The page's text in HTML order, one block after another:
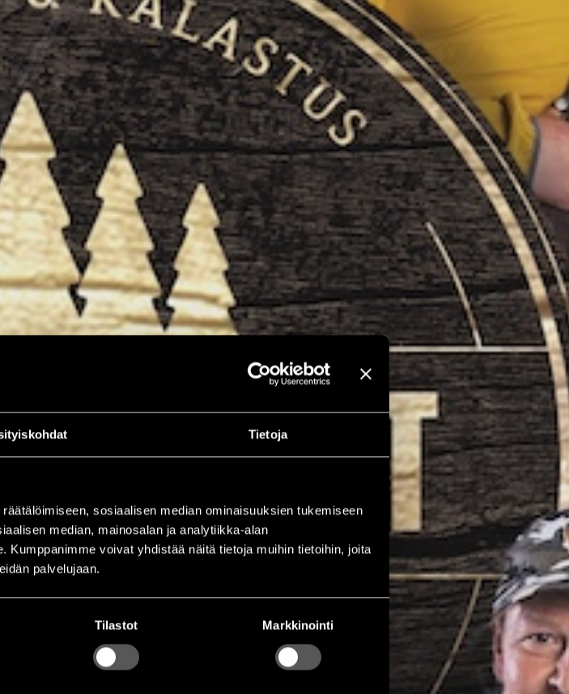
Tietoja
sosiaalisen median ominaisuuksien tukemiseen
median, mainosalan ja analytiikka-alan
voivat yhdistää näitä tietoja muihin tietoihin, joita
palvelujaan.
Tilastot Markkinointi